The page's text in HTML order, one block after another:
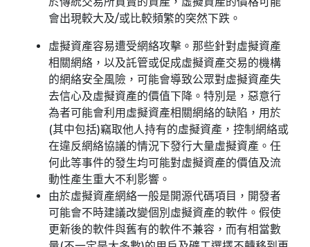
會出現較大及/或比較頻繁的突然下跌。
虛擬資產容易遭受網絡攻擊。那些針對虛擬資產
相關網絡，以及託管或促成虛擬資產交易的機構
的網絡安全風險，可能會導致公眾對虛擬資產失
去信心及虛擬資產的價值下降。特別是，惡意行
為者可能會利用虛擬資產相關網絡的缺陷，用於
(其中包括)竊取他人持有的虛擬資產，控制網絡或
在違反網絡協議的情況下發行大量虛擬資產。任
何此等事件的發生均可能對虛擬資產的價值及流
動性產生重大不利影響。
由於虛擬資產網絡一般是開源代碼項目，開發者
可能會不時建議改變個別虛擬資產的軟件。假使
更新後的軟件與舊有的軟件不兼容，而有相當數